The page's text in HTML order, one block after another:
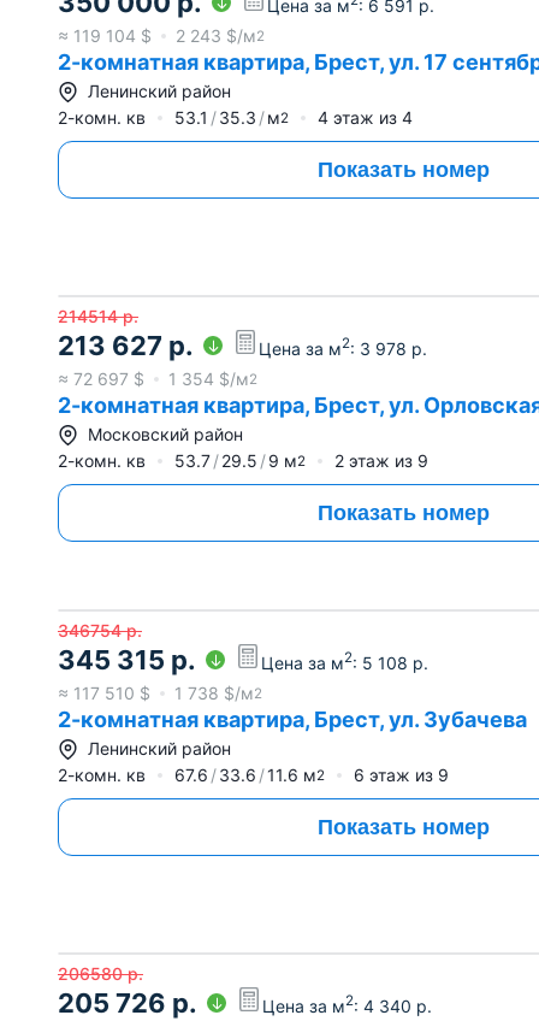
Цена за м : 6 591 р.
≈ 119 104 $ 2 243 $/м2
2-комнатная квартира, Брест, ул. 17
Ленинский район
2-комн. кв
53.1 35.3 м2 4 этаж из 4
Показать номер
214514 р.
213 627 р. Цена за м2: 3 978 р.
≈ 72 697 $ 1 354 $/м2
2-комнатная квартира, Брест, ул.
Московский район
2-комн. кв
53.7 29.5 9 м2 2 этаж из 9
Показать номер
346754 р.
345 315 р. Цена за м2: 5 108 р.
≈ 117 510 $ 1 738 $/м2
2-комнатная квартира, Брест, ул. Зубачева
Ленинский район
2-комн. кв
67.6 33.6 11.6 м2 6 этаж из 9
Показать номер
206580 р.
205 726 р. Цена за м2: 4 340 р.